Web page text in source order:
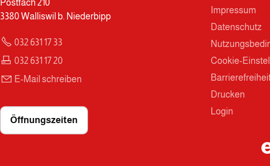
Postfach 210
3380 Walliswil b. Niederbipp
032 631 17 33
032 631 17 20
E-Mail schreiben
Öffnungszeiten
Impressum
Datenschutz
Cookie-
Drucken
Login